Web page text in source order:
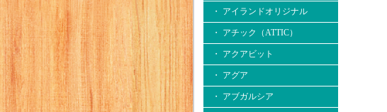
・ アイランドオリジナル
・ アチック（ATTIC）
・ アクアビット
・ アグア
・ アブガルシア